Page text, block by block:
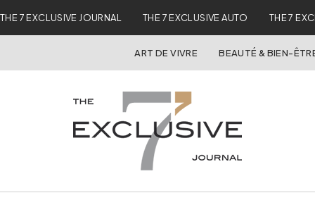
THE 7 EXCLUSIVE JOURNAL THE 7 EXCLUSIVE AUTO THE 7
ART DE VIVRE BEAUTÉ & BIEN-